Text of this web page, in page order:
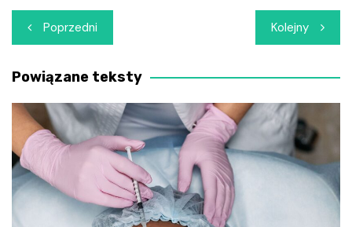
Nawigacja
wpisu
Poprzedni Kolejny
Powiązane teksty